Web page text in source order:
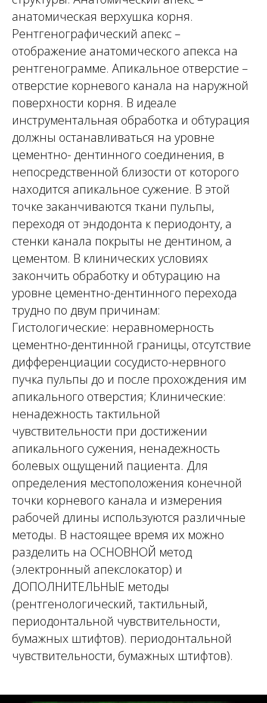
анатомическая верхушка корня.
Рентгенографический апекс –
отображение анатомического апекса на
рентгенограмме. Апикальное отверстие –
отверстие корневого канала на наружной
поверхности корня. В идеале
инструментальная обработка и обтурация
должны останавливаться на уровне
цементно- дентинного соединения, в
непосредственной близости от которого
находится апикальное сужение. В этой
точке заканчиваются ткани пульпы,
переходя от эндодонта к периодонту, а
стенки канала покрыты не дентином, а
цементом. В клинических условиях
закончить обработку и обтурацию на
уровне цементно-дентинного перехода
трудно по двум причинам:
Гистологические: неравномерность
цементно-дентинной границы, отсутствие
дифференциации сосудисто-нервного
пучка пульпы до и после прохождения им
апикального отверстия; Клинические:
ненадежность тактильной
чувствительности при достижении
апикального сужения, ненадежность
болевых ощущений пациента. Для
определения местоположения конечной
точки корневого канала и измерения
рабочей длины используются различные
методы. В настоящее время их можно
разделить на ОСНОВНОЙ метод
(электронный апекслокатор) и
ДОПОЛНИТЕЛЬНЫЕ методы
(рентгенологический, тактильный,
периодонтальной чувствительности,
бумажных штифтов). периодонтальной
чувствительности, бумажных штифтов).